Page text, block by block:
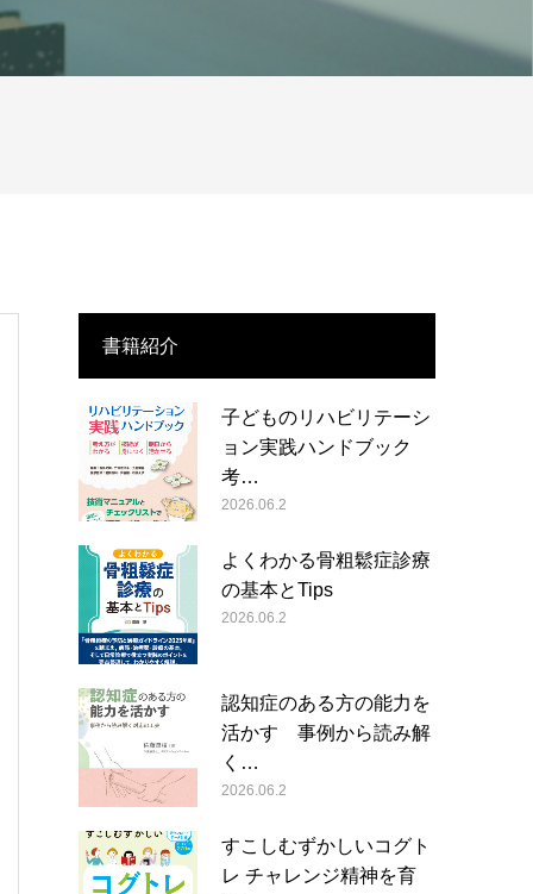
書籍紹介
子どものリハビリテーシ
ョン実践ハンドブック
考…
2026.06.2
よくわかる骨粗鬆症診療
の基本とTips
2026.06.2
認知症のある方の能力を
活かす 事例から読み解
く…
2026.06.2
すこしむずかしいコグト
レ チャレンジ精神を育